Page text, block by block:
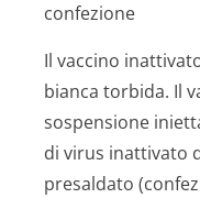
confezione
Il vaccino
bianca torbida. Il
sospensione
di virus inattivato
presaldato